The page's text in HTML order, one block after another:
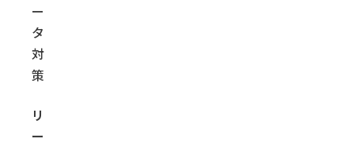
ー
タ
対
策
リ
ー